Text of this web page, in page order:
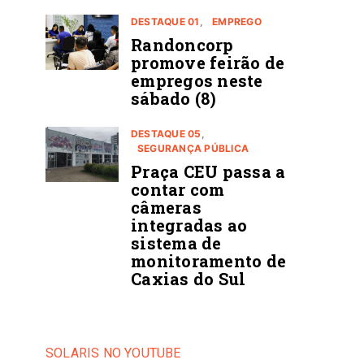
DESTAQUE 01 EMPREGO
Randoncorp
promove feirão de
empregos neste
sábado (8)
DESTAQUE 05
SEGURANÇA PÚBLICA
Praça CEU passa a
contar com
câmeras
integradas ao
sistema de
monitoramento de
Caxias do Sul
SOLARIS NO YOUTUBE